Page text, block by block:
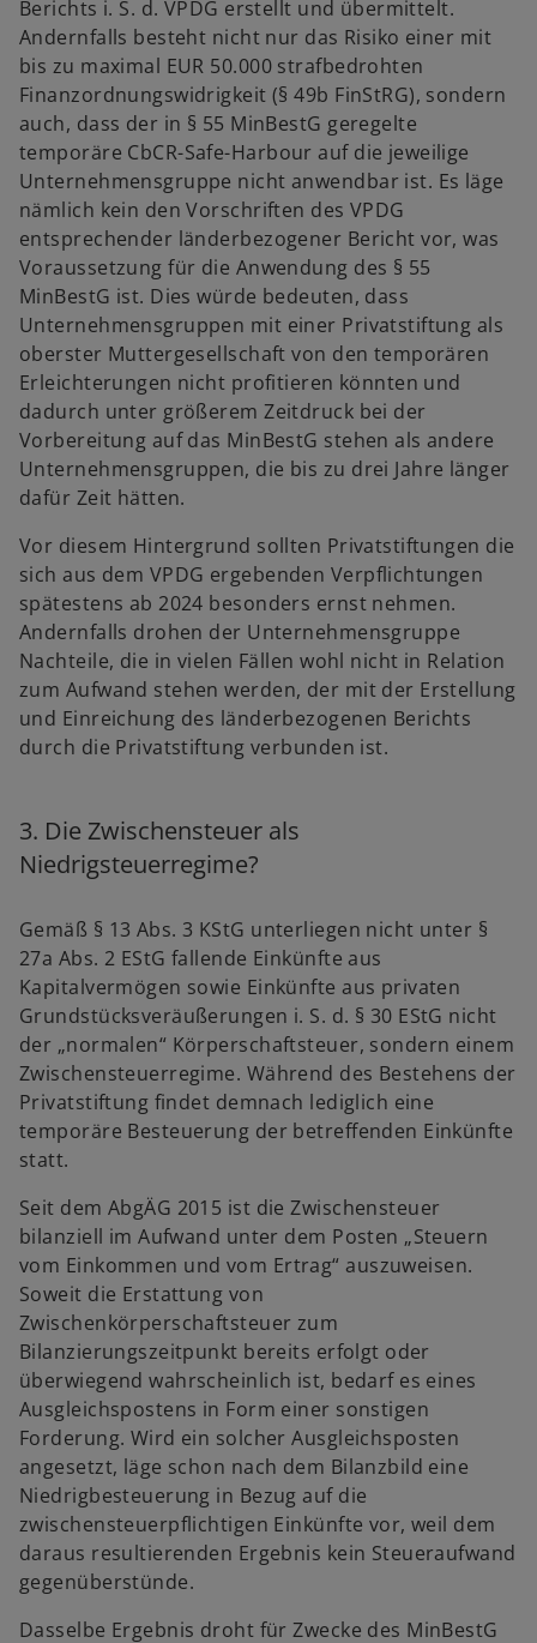
Berichts i. S. d. VPDG erstellt und übermittelt.
Andernfalls besteht nicht nur das Risiko einer mit
bis zu maximal EUR 50.000 strafbedrohten
Finanzordnungswidrigkeit (§ 49b FinStRG), sondern
auch, dass der in § 55 MinBestG geregelte
temporäre CbCR-Safe-Harbour auf die jeweilige
Unternehmensgruppe nicht anwendbar ist. Es läge
nämlich kein den Vorschriften des VPDG
entsprechender länderbezogener Bericht vor, was
Voraussetzung für die Anwendung des § 55
MinBestG ist. Dies würde bedeuten, dass
Unternehmensgruppen mit einer Privatstiftung als
oberster Muttergesellschaft von den temporären
Erleichterungen nicht profitieren könnten und
dadurch unter größerem Zeitdruck bei der
Vorbereitung auf das MinBestG stehen als andere
Unternehmensgruppen, die bis zu drei Jahre länger
dafür Zeit hätten.
Vor diesem Hintergrund sollten Privatstiftungen die
sich aus dem VPDG ergebenden Verpflichtungen
spätestens ab 2024 besonders ernst nehmen.
Andernfalls drohen der Unternehmensgruppe
Nachteile, die in vielen Fällen wohl nicht in Relation
zum Aufwand stehen werden, der mit der Erstellung
und Einreichung des länderbezogenen Berichts
durch die Privatstiftung verbunden ist.
3. Die Zwischensteuer als
Niedrigsteuerregime?
Gemäß § 13 Abs. 3 KStG unterliegen nicht unter §
27a Abs. 2 EStG fallende Einkünfte aus
Kapitalvermögen sowie Einkünfte aus privaten
Grundstücksveräußerungen i. S. d. § 30 EStG nicht
der „normalen“ Körperschaftsteuer, sondern einem
Zwischensteuerregime. Während des Bestehens der
Privatstiftung findet demnach lediglich eine
temporäre Besteuerung der betreffenden Einkünfte
statt.
Seit dem AbgÄG 2015 ist die Zwischensteuer
bilanziell im Aufwand unter dem Posten „Steuern
vom Einkommen und vom Ertrag“ auszuweisen.
Soweit die Erstattung von
Zwischenkörperschaftsteuer zum
Bilanzierungszeitpunkt bereits erfolgt oder
überwiegend wahrscheinlich ist, bedarf es eines
Ausgleichspostens in Form einer sonstigen
Forderung. Wird ein solcher Ausgleichsposten
angesetzt, läge schon nach dem Bilanzbild eine
Niedrigbesteuerung in Bezug auf die
zwischensteuerpflichtigen Einkünfte vor, weil dem
daraus resultierenden Ergebnis kein Steueraufwand
gegenüberstünde.
Dasselbe Ergebnis droht für Zwecke des MinBestG